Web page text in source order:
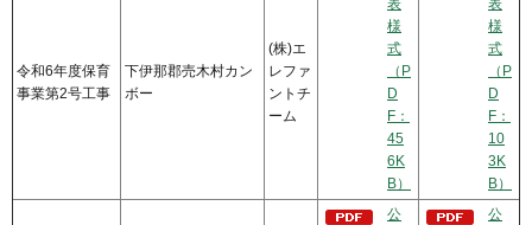
令和6年度保育
事業第2号工事
下伊那郡売木村カン
ボー
(株)エ
レファ
ントチ
ーム
表
様
式
（P
D
F：
45
6K
B）
表
様
式
（P
D
F：
10
3K
B）
公
公